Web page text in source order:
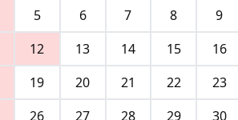
5 6 7 8 9
12 13 14 15 16
19 20 21 22 23
26 27 28 29 30